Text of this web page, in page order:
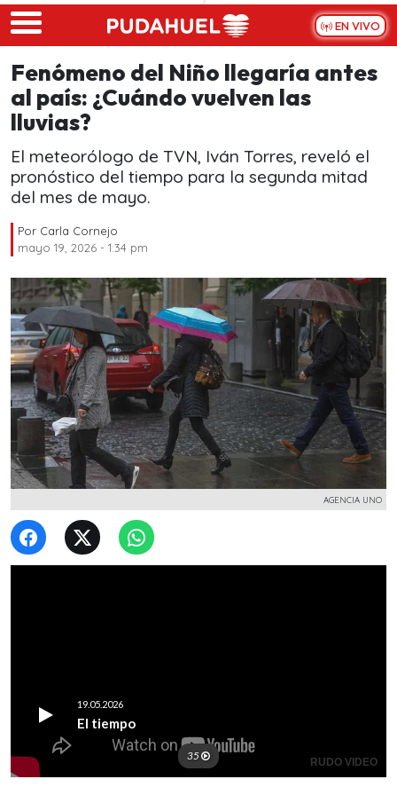
Skip to main content
EN VIVO
Fenómeno del Niño llegaría antes
al país: ¿Cuándo vuelven las
lluvias?
El meteorólogo de TVN, Iván Torres, reveló el
pronóstico del tiempo para la segunda mitad
del mes de mayo.
Por Carla Cornejo
mayo 19, 2026 - 1:34 pm
AGENCIA UNO